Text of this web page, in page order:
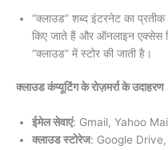
“क्लाउड” शब्द इंटरनेट का
किए जाते हैं और ऑनलाइन एक्सेस
“क्लाउड” में स्टोर की जाती है।
क्लाउड कंप्यूटिंग के रोज़मर्रा के उदाहरण
ईमेल सेवाएं: Gmail, Yahoo
क्लाउड स्टोरेज: Google